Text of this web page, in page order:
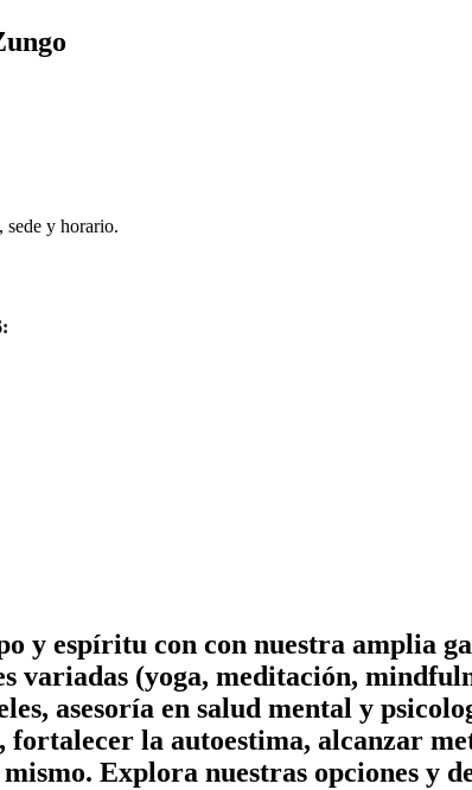
sede y horario.
y espíritu con con nuestra amplia
variadas (yoga, meditación,
asesoría en salud mental y
la autoestima, alcanzar
Explora nuestras opciones y